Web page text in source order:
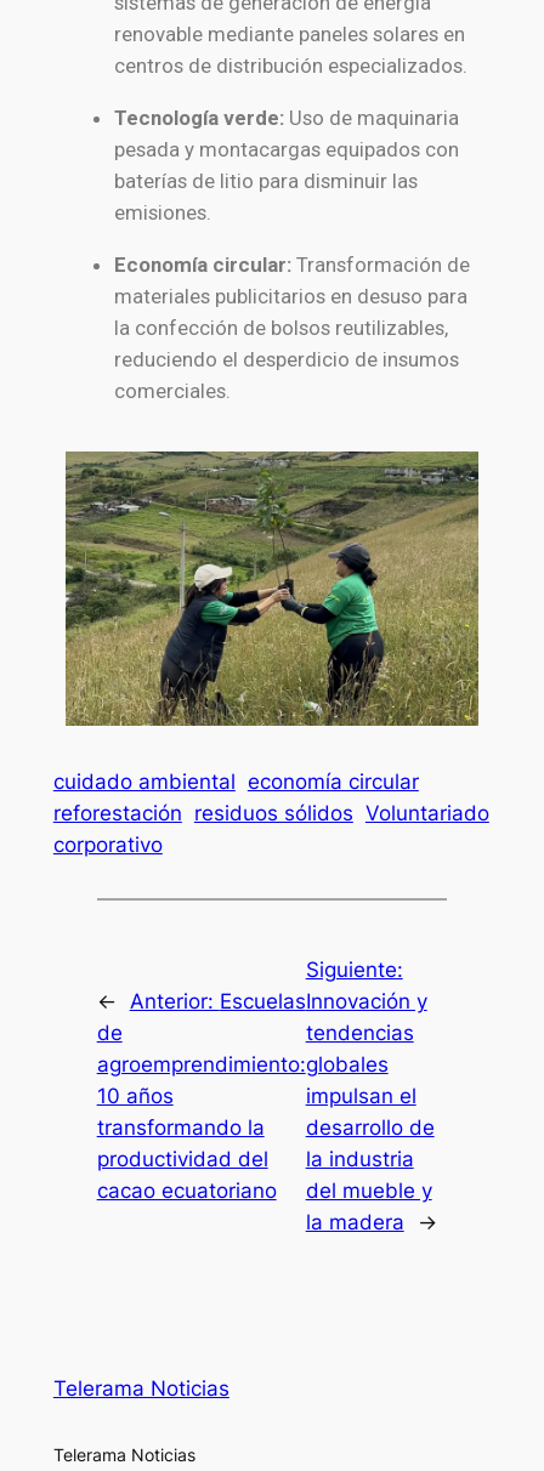
renovable mediante paneles solares en
centros de distribución especializados.
Tecnología verde:Uso de maquinaria
pesada y montacargas equipados con
baterías de litio para disminuir las
emisiones.
Economía circular:Transformación de
materiales publicitarios en desuso para
la confección de bolsos reutilizables,
reduciendo el desperdicio de insumos
comerciales.
cuidado ambiental economía circular
reforestación residuos sólidos Voluntariado
corporativo
← Anterior: Escuelas
de
agroemprendimiento:
10 años
transformando la
productividad del
cacao ecuatoriano
Siguiente:
Innovación y
tendencias
globales
impulsan el
desarrollo de
la industria
del mueble y
la madera
→
Telerama Noticias
Telerama Noticias